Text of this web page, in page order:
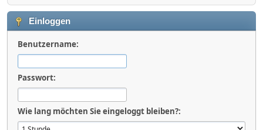
Einloggen
Benutzername:
Passwort:
Wie lang möchten Sie eingeloggt bleiben?: